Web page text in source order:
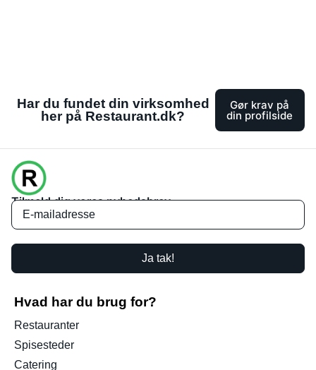
Har du fundet din virksomhed
her på Restaurant.dk?
Gør krav på
din profilside
Tilmeld dig vores nyhedsbrev
Ja tak!
Hvad har du brug for?
Restauranter
Spisesteder
Catering